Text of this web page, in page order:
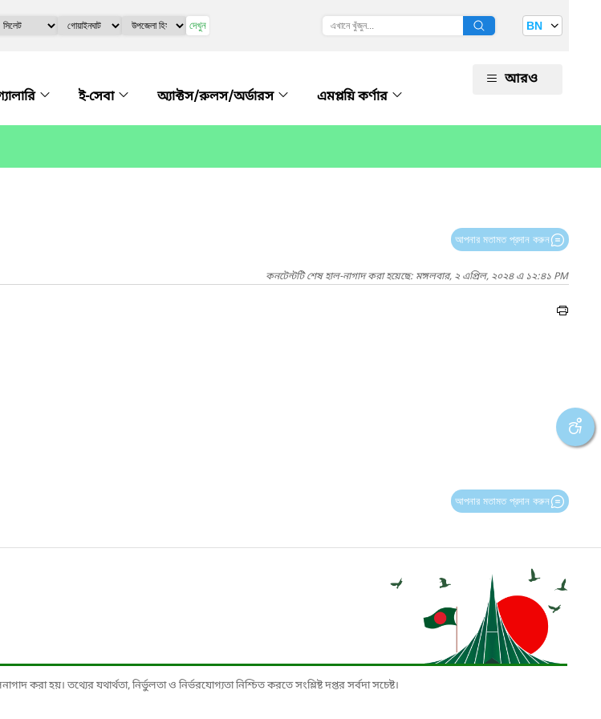
দেখুন BN
ই-সেবা অ্যাক্টস/রুলস/অর্ডারস এমপ্লয়ি কর্ণার
আরও
আপনার মতামত প্রদান করুন
কনটেন্টটি শেষ হাল-নাগাদ করা হয়েছে: মঙ্গলবার, ২ এপ্রিল, ২০২৪ এ ১২:৪১ PM
আপনার মতামত প্রদান করুন
করা হয়। তথ্যের যথার্থতা, নির্ভুলতা ও নির্ভরযোগ্যতা নিশ্চিত করতে সংশ্লিষ্ট দপ্তর সর্বদা সচেষ্ট।